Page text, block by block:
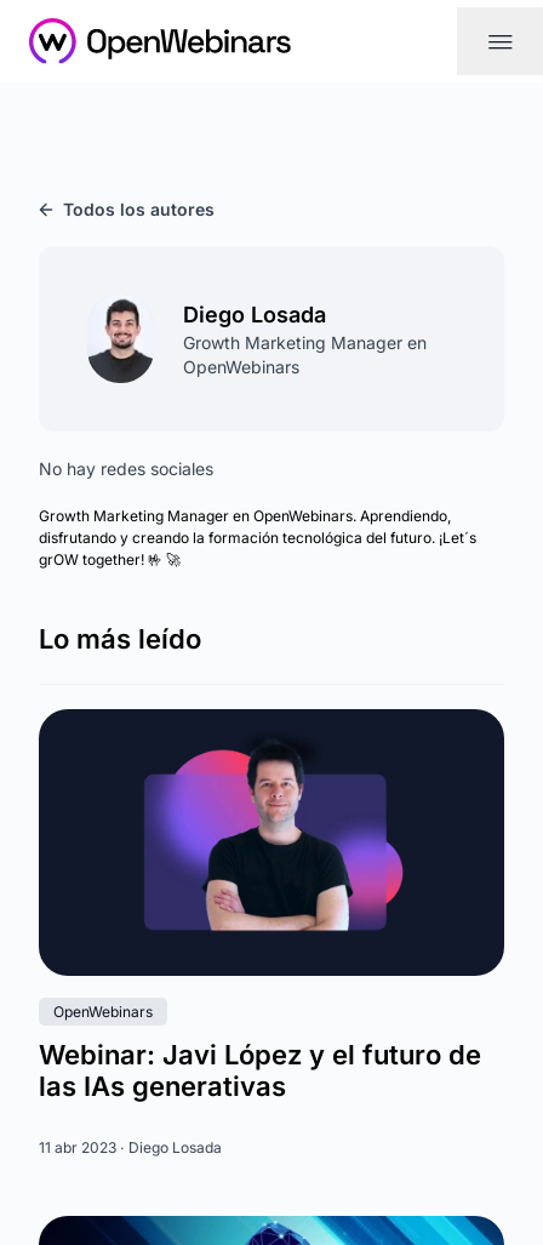
|||
Todos los autores
Diego Losada
Growth Marketing Manager en
OpenWebinars
No hay redes sociales
Growth Marketing Manager en OpenWebinars. Aprendiendo,
disfrutando y creando la formación tecnológica del futuro. ¡Let´s
grOW together! 🤟 🚀
Lo más leído
OpenWebinars
Webinar: Javi López y el futuro de
las IAs generativas
11 abr 2023 · Diego Losada